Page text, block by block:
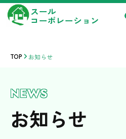
スール
コーポレーション
TOP お知らせ
NEWS
お知らせ